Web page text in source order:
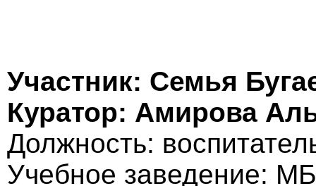
Участник: Семья
Куратор: Амирова
Должность:
Учебное заведение: